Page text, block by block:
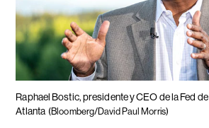
Raphael Bostic, presidente y CEO de la Fed de
Atlanta (Bloomberg/David Paul Morris)